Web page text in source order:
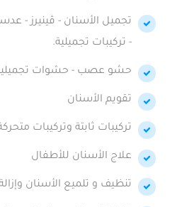
تجميل الأسنان - ڤينيرز -
- تركيبات تجميلية.
حشو عصب - حشوات
تقويم الأسنان
تركيبات ثابتة وتركيبات
علاج الأسنان للأطفال
تنظيف و تلميع الأسنان وإزالة